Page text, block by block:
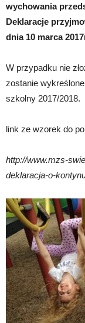
wychowania
Deklaracje
dnia 10 marca
W przypadku nie
zostanie
szkolny 2017/2018.
link ze wzorek do
http://www.mzs-
deklaracja-o-